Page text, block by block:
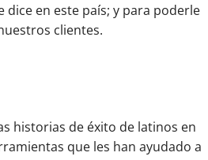
dice en este país; y para poderle
clientes.
historias de éxito de latinos en
que les han ayudado a